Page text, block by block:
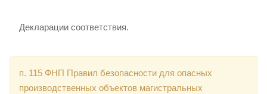
Декларации соответствия.
п. 115 ФНП Правил безопасности для опасных
производственных объектов магистральных